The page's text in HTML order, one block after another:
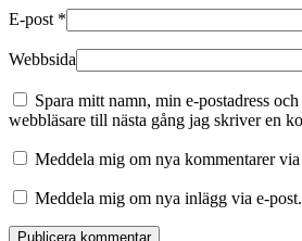
E-post *
Webbsida
Spara mitt namn, min e-postadress
webbläsare till nästa gång jag skriver en
Meddela mig om nya kommentarer via
Meddela mig om nya inlägg via e-post.